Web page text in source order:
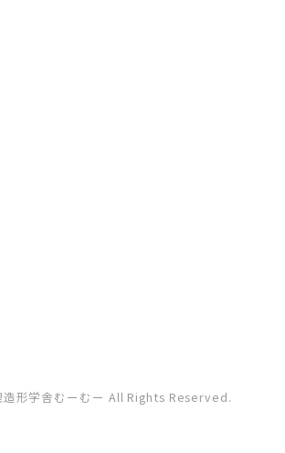
形学舎むーむー All Rights Reserved.